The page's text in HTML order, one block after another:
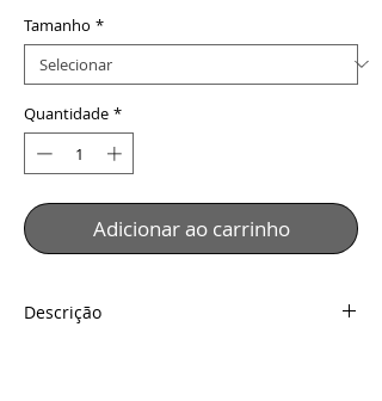
Tamanho *
Quantidade *
Adicionar ao carrinho
Descrição